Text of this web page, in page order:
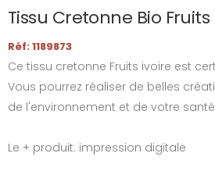
Tissu Cretonne Bio Fruits
Réf: 1189873
Ce tissu cretonne Fruits ivoire est
Vous pourrez réaliser de belles
de l'environnement et de votre
Le + produit: impression digitale